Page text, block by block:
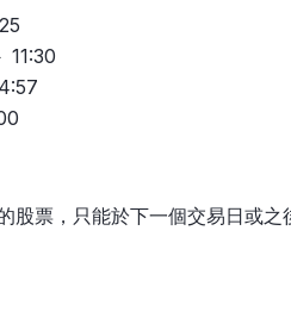
11:30
股票，只能於下一個交易日或